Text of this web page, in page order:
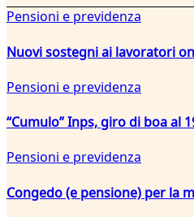
Pensioni e previdenza
Nuovi sostegni ai lavoratori
Pensioni e previdenza
“Cumulo” Inps, giro di boa al
Pensioni e previdenza
Congedo (e pensione) per la